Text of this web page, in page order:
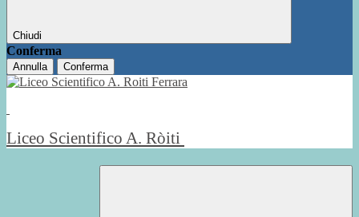
Chiudi
Conferma
Annulla Conferma
Liceo Scientifico A. Ròiti